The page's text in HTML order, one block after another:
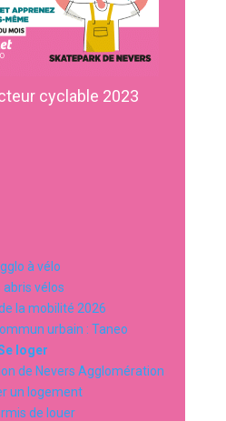
cyclable 2023
à vélo
abris vélos
la mobilité 2026
urbain : Taneo
loger
de Nevers Agglomération
un logement
de louer